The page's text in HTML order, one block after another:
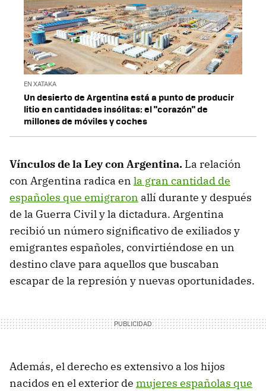
EN XATAKA
Un desierto de Argentina está a punto de producir
litio en cantidades insólitas: el "corazón" de
millones de móviles y coches
Vínculos de la Ley con Argentina. La relación
con Argentina radica en la gran cantidad de
españoles que emigraron allí durante y después
de la Guerra Civil y la dictadura. Argentina
recibió un número significativo de exiliados y
emigrantes españoles, convirtiéndose en un
destino clave para aquellos que buscaban
escapar de la represión y nuevas oportunidades.
Además, el derecho es extensivo a los hijos
nacidos en el exterior de mujeres españolas que